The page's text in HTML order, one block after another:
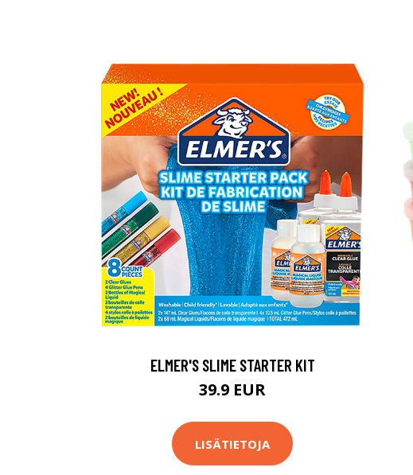
ELMER'S SLIME STARTER KIT
39.9 EUR
LISÄTIETOJA